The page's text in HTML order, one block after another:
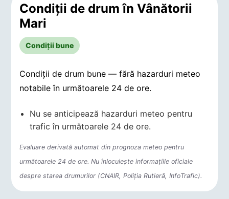
Condiții de drum în Vânătorii
Mari
Condiții bune
Condiții de drum bune — fără hazarduri meteo
notabile în următoarele 24 de ore.
Nu se anticipează hazarduri meteo pentru
trafic în următoarele 24 de ore.
Evaluare derivată automat din prognoza meteo pentru
următoarele 24 de ore. Nu înlocuiește informațiile oficiale
despre starea drumurilor (CNAIR, Poliția Rutieră, InfoTrafic).